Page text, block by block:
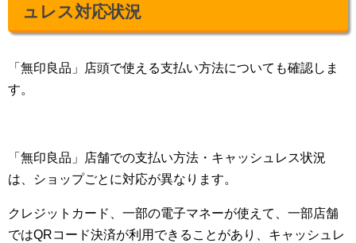
ュレス対応状況
「無印良品」店頭で使える支払い方法についても確認しま
す。
「無印良品」店舗での支払い方法・キャッシュレス状況
は、ショップごとに対応が異なります。
クレジットカード、一部の電子マネーが使えて、一部店舗
ではQRコード決済が利用できることがあり、キャッシュレ